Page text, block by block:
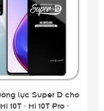
lực Super D cho
10T - Mi 10T Pro -